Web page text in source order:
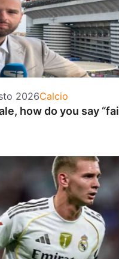
2026Categorie
Calcio
how do you say “fai